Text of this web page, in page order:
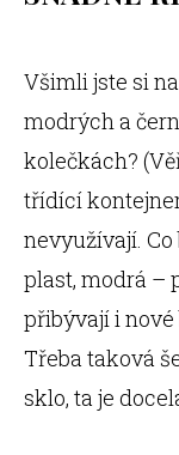
Všimli jste si
modrých a
kolečkách?
třídící
nevyužívají.
plast, modrá –
přibývají i nové
Třeba taková
sklo, ta je